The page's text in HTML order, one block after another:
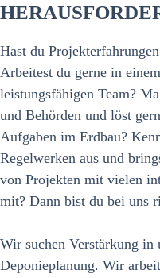
Hast du
Arbeitest du gerne in
leistungsfähigen Team?
und Behörden und löst
Aufgaben im Erdbau?
Regelwerken aus und
von Projekten mit vielen
mit? Dann bist du bei uns
Wir suchen Verstärkung in
Deponieplanung. Wir